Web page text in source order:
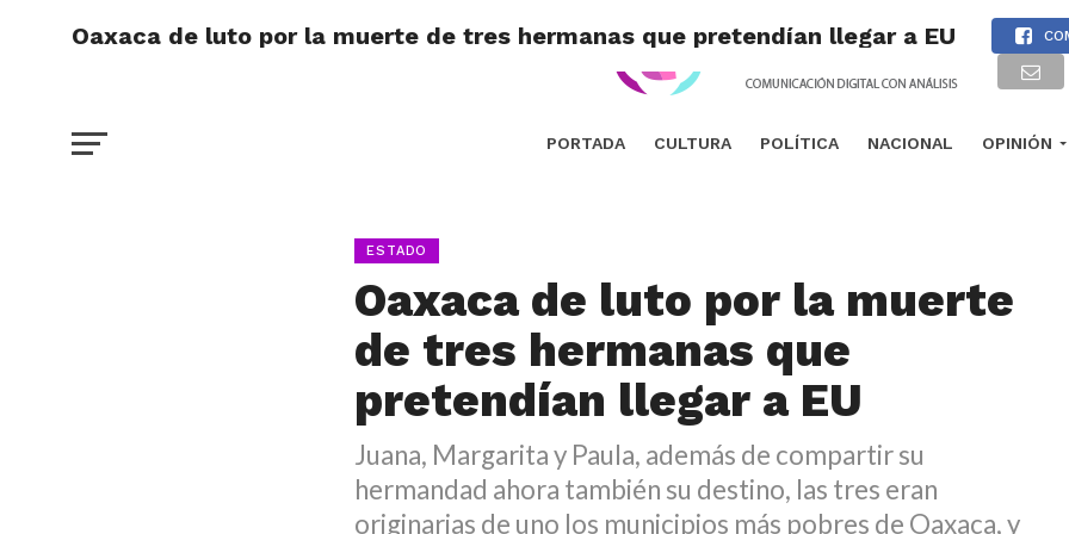
PORTADA CULTURA POLÍTICA NACIONAL OPINIÓN
Oaxaca de luto por la muerte de tres hermanas que pretendían llegar a EU
ESTADO
Oaxaca de luto por la muerte
de tres hermanas que
pretendían llegar a EU
Juana, Margarita y Paula, además de compartir su
hermandad ahora también su destino, las tres eran
originarias de uno los municipios más pobres de Oaxaca, y